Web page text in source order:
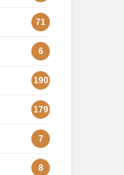
71
6
190
179
7
8